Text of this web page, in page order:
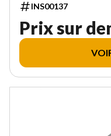
INS00137
Prix sur